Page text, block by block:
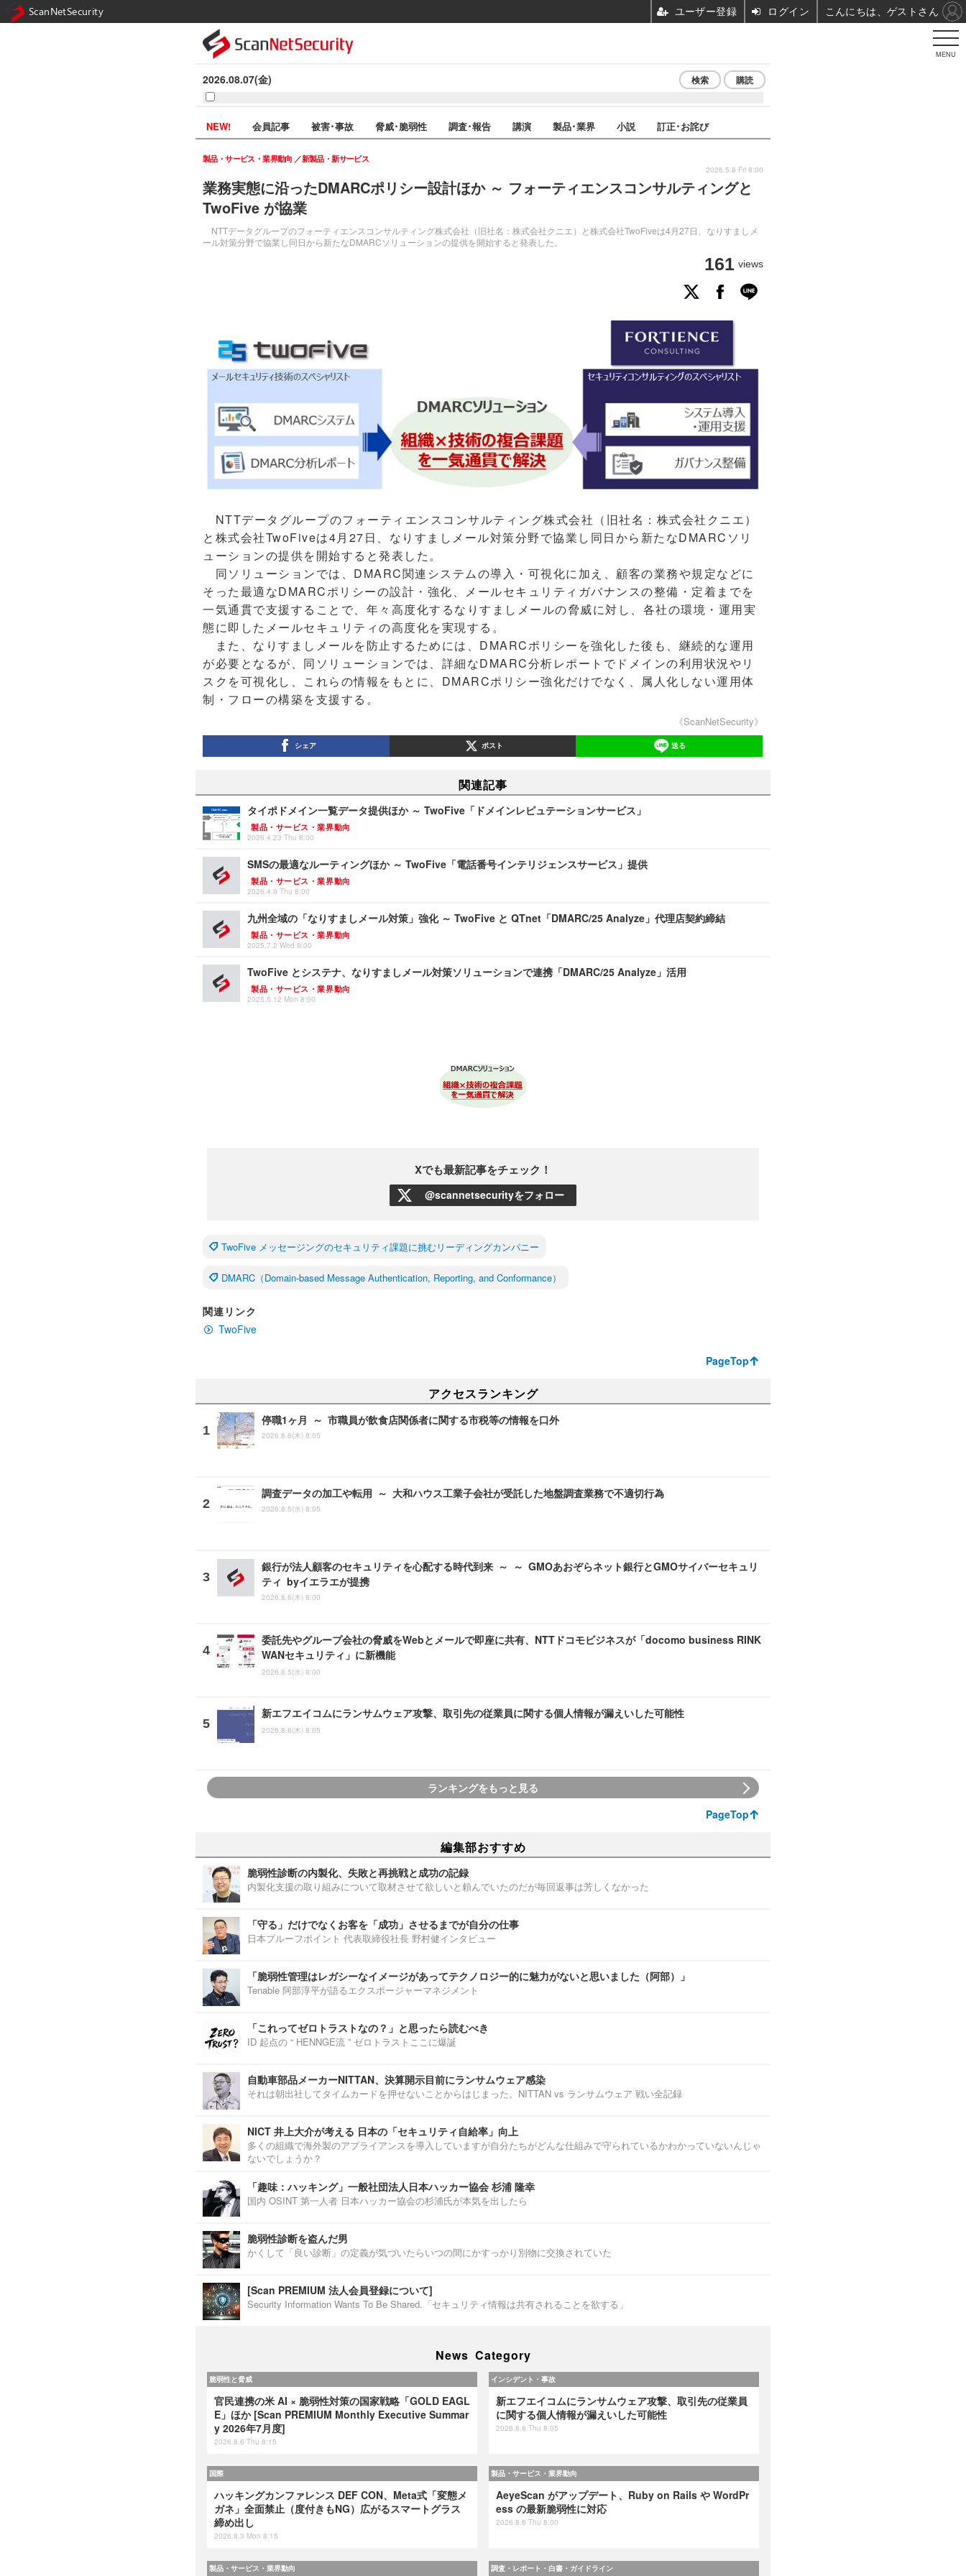
MENU
2026.08.07(金) 検索 購読
NEW! 会員記事 被害･事故 脅威･脆弱性 調査･報告 講演 製品･業界 小説 訂正･お詫び
業務実態に沿ったDMARCポリシー設計ほか ～ フォーティエンスコンサルティングと
TwoFive が協業
NTTデータグループのフォーティエンスコンサルティング株式会社（旧社名：株式会社クニエ）と株式会社TwoFiveは4月27日、なりすましメ
ール対策分野で協業し同日から新たなDMARCソリューションの提供を開始すると発表した。
製品・サービス・業界動向 新製品・新サービス
161 views
2026.5.8 Fri 8:00
NTTデータグループのフォーティエンスコンサルティング株式会社（旧社名：株式会社クニエ）
と株式会社TwoFiveは4月27日、なりすましメール対策分野で協業し同日から新たなDMARCソリ
ューションの提供を開始すると発表した。
同ソリューションでは、DMARC関連システムの導入・可視化に加え、顧客の業務や規定などに
そった最適なDMARCポリシーの設計・強化、メールセキュリティガバナンスの整備・定着までを
一気通貫で支援することで、年々高度化するなりすましメールの脅威に対し、各社の環境・運用実
態に即したメールセキュリティの高度化を実現する。
また、なりすましメールを防止するためには、DMARCポリシーを強化した後も、継続的な運用
が必要となるが、同ソリューションでは、詳細なDMARC分析レポートでドメインの利用状況やリ
スクを可視化し、これらの情報をもとに、DMARCポリシー強化だけでなく、属人化しない運用体
制・フローの構築を支援する。
《ScanNetSecurity》
シェア ポスト 送る
関連記事
タイポドメイン一覧データ提供ほか ～ TwoFive「ドメインレピュテーションサービス」
製品・サービス・業界動向
2026.4.23 Thu 8:00
SMSの最適なルーティングほか ～ TwoFive「電話番号インテリジェンスサービス」提供
製品・サービス・業界動向
2026.4.9 Thu 8:00
九州全域の「なりすましメール対策」強化 ～ TwoFive と QTnet「DMARC/25 Analyze」代理店契約締結
製品・サービス・業界動向
2025.7.2 Wed 8:00
TwoFive とシステナ、なりすましメール対策ソリューションで連携「DMARC/25 Analyze」活用
製品・サービス・業界動向
2025.5.12 Mon 8:00
Xでも最新記事をチェック！
@scannetsecurityをフォロー
TwoFive メッセージングのセキュリティ課題に挑むリーディングカンパニー
DMARC（Domain-based Message Authentication, Reporting, and Conformance）
関連リンク
TwoFive
PageTop
アクセスランキング
停職1ヶ月 ～ 市職員が飲食店関係者に関する市税等の情報を口外
2026.8.6(木) 8:05
調査データの加工や転用 ～ 大和ハウス工業子会社が受託した地盤調査業務で不適切行為
2026.8.5(水) 8:05
銀行が法人顧客のセキュリティを心配する時代到来 ～ ～ GMOあおぞらネット銀行とGMOサイバーセキュリ
ティ byイエラエが提携
2026.8.6(木) 8:00
委託先やグループ会社の脅威をWebとメールで即座に共有、NTTドコモビジネスが「docomo business RINK
WANセキュリティ」に新機能
2026.8.5(水) 8:00
新エフエイコムにランサムウェア攻撃、取引先の従業員に関する個人情報が漏えいした可能性
2026.8.6(木) 8:05
ランキングをもっと見る
PageTop
編集部おすすめ
脆弱性診断の内製化、失敗と再挑戦と成功の記録
内製化支援の取り組みについて取材させて欲しいと頼んでいたのだが毎回返事は芳しくなかった
「守る」だけでなくお客を「成功」させるまでが自分の仕事
日本プルーフポイント 代表取締役社長 野村健インタビュー
「脆弱性管理はレガシーなイメージがあってテクノロジー的に魅力がないと思いました（阿部）」
Tenable 阿部淳平が語るエクスポージャーマネジメント
「これってゼロトラストなの？」と思ったら読むべき
ID 起点の “ HENNGE流 ” ゼロトラストここに爆誕
自動車部品メーカーNITTAN、決算開示目前にランサムウェア感染
それは朝出社してタイムカードを押せないことからはじまった。NITTAN vs ランサムウェア 戦い全記録
NICT 井上大介が考える 日本の「セキュリティ自給率」向上
多くの組織で海外製のアプライアンスを導入していますが自分たちがどんな仕組みで守られているかわかっていないんじゃ
ないでしょうか？
「趣味：ハッキング」一般社団法人日本ハッカー協会 杉浦 隆幸
国内 OSINT 第一人者 日本ハッカー協会の杉浦氏が本気を出したら
脆弱性診断を盗んだ男
かくして「良い診断」の定義が気づいたらいつの間にかすっかり別物に交換されていた
[Scan PREMIUM 法人会員登録について]
Security Information Wants To Be Shared.「セキュリティ情報は共有されることを欲する」
News Category
脆弱性と脅威
官民連携の米 AI × 脆弱性対策の国家戦略「GOLD EAGL
E」ほか [Scan PREMIUM Monthly Executive Summar
y 2026年7月度]
2026.8.6 Thu 8:15
インシデント・事故
新エフエイコムにランサムウェア攻撃、取引先の従業員
に関する個人情報が漏えいした可能性
2026.8.6 Thu 8:05
国際
ハッキングカンファレンス DEF CON、Meta式「変態メ
ガネ」全面禁止（度付きもNG）広がるスマートグラス
締め出し
2026.8.3 Mon 8:15
製品・サービス・業界動向
AeyeScan がアップデート、Ruby on Rails や WordPr
ess の最新脆弱性に対応
2026.8.6 Thu 8:00
製品・サービス・業界動向 調査・レポート・白書・ガイドライン
ScanNetSecurity ユーザー登録 ログイン こんにちは、ゲストさん